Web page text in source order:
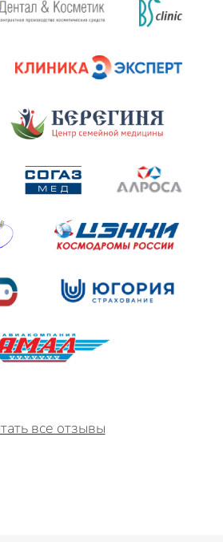
все отзывы